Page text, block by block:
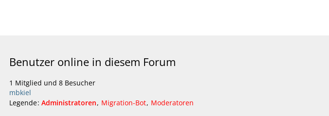
Benutzer online in diesem Forum
1 Mitglied und 8 Besucher
mbkiel
Legende Administratoren Migration-Bot Moderatoren